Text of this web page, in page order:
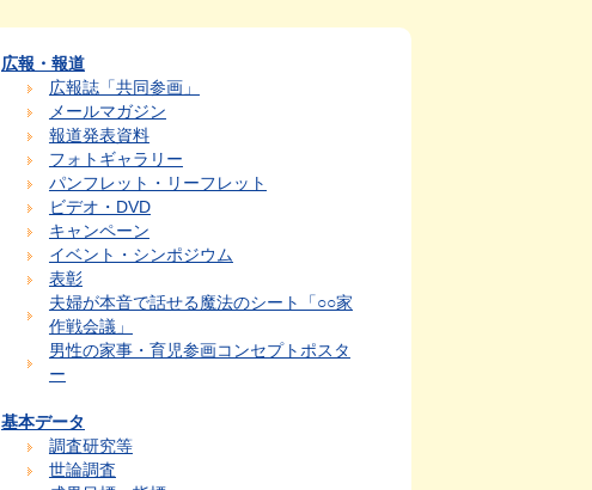
広報・報道
広報誌「共同参画」
メールマガジン
報道発表資料
フォトギャラリー
パンフレット・リーフレット
ビデオ・DVD
キャンペーン
イベント・シンポジウム
表彰
夫婦が本音で話せる魔法のシート「○○家
作戦会議」
男性の家事・育児参画コンセプトポスタ
ー
基本データ
調査研究等
世論調査